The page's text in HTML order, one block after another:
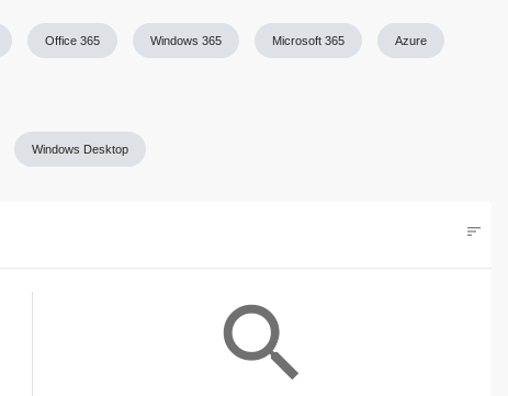
Office 365 Windows 365 Microsoft 365 Azure
Windows Desktop
sort
search